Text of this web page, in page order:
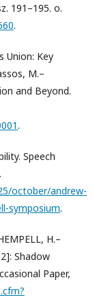
191–195. o.
.
Union: Key
M.–
and Beyond.
.
Speech
october/andrew-
symposium.
H.–
Shadow
Paper,